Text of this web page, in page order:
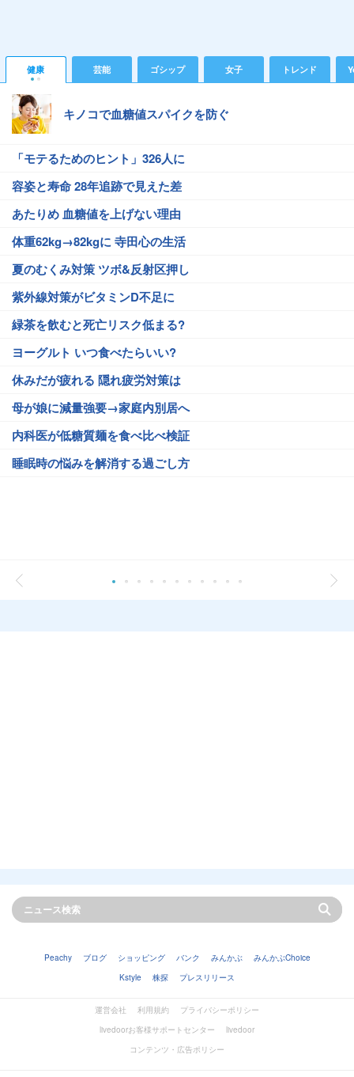
健康 芸能 ゴシップ 女子 トレンド
キノコで血糖値スパイクを防ぐ
「モテるためのヒント」326人に
容姿と寿命 28年追跡で見えた差
あたりめ 血糖値を上げない理由
体重62kg→82kgに 寺田心の生活
夏のむくみ対策 ツボ&反射区押し
紫外線対策がビタミンD不足に
緑茶を飲むと死亡リスク低まる?
ヨーグルト いつ食べたらいい?
休みだが疲れる 隠れ疲労対策は
母が娘に減量強要→家庭内別居へ
内科医が低糖質麺を食べ比べ検証
睡眠時の悩みを解消する過ごし方
Peachy ブログ ショッピング バンク みんかぶ
みんかぶChoice
Kstyle
株探 プレスリリース
運営会社 利用規約
プライバシーポリシー
livedoorお客様サポートセンター
livedoor
コンテンツ・広告ポリシー